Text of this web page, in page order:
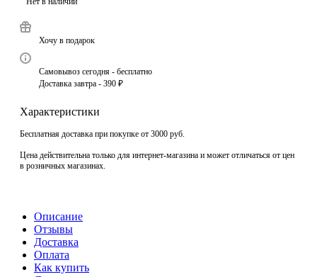
Хочу в подарок
Самовывоз сегодня - бесплатно
Доставка завтра - 390 ₽
Характеристики
Бесплатная доставка при покупке от 3000 руб.
Цена действительна только для интернет-магазина и может отличаться от цен
в розничных магазинах.
Описание
Отзывы
Доставка
Оплата
Как купить